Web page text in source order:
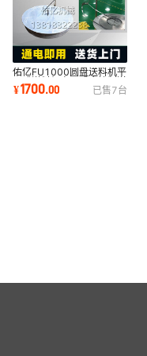
佑亿FU1000圆盘送料机平
面式送料机电子感应控制送
料机械上海佑亿
¥1700.00 已售7台